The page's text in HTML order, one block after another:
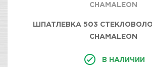
CHAMALEON
ШПАТЛЕВКА 503
CHAMALEON
В НАЛИЧИИ